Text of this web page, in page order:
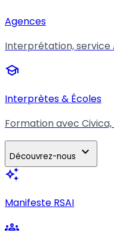
Agences
Interprétation, service
school
Interprètes & Écoles
Formation avec Civica,
Découvrez-nous expand_more
auto_awesome
Manifeste RSAI
groups